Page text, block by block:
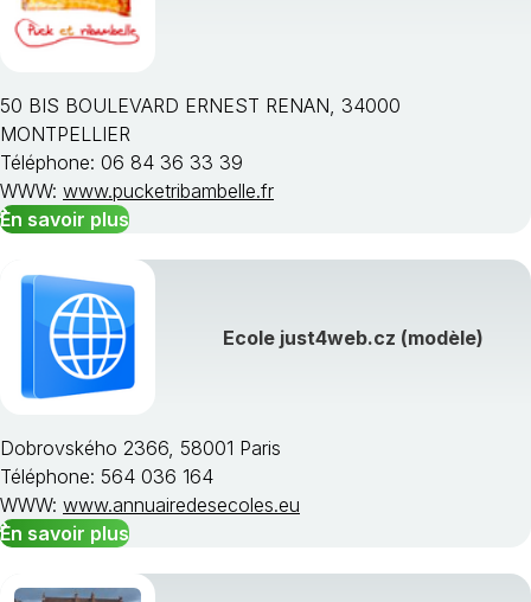
50 BIS BOULEVARD ERNEST RENAN, 34000
MONTPELLIER
Téléphone: 06 84 36 33 39
WWW: www.pucketribambelle.fr
En savoir plus
Ecole just4web.cz (modèle)
Dobrovského 2366, 58001 Paris
Téléphone: 564 036 164
WWW: www.annuairedesecoles.eu
En savoir plus